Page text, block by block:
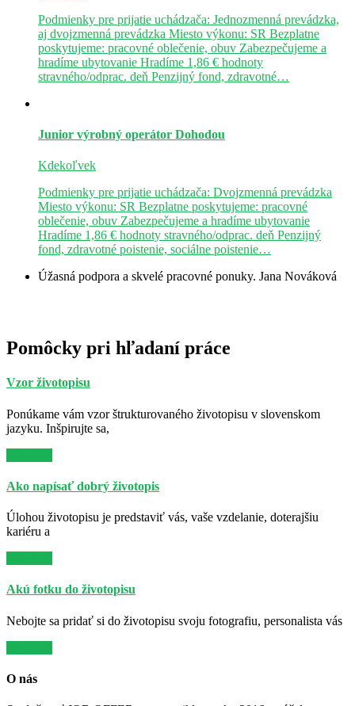
Podmienky pre prijatie uchádzača: Jednozmenná prevádzka,
aj dvojzmenná prevádzka Miesto výkonu: SR Bezplatne
poskytujeme: pracovné oblečenie, obuv Zabezpečujeme a
hradíme ubytovanie Hradíme 1,86 € hodnoty
stravného/odprac. deň Penzijný fond, zdravotné…
Junior výrobný operátor Dohodou
Kdekoľvek
Podmienky pre prijatie uchádzača: Dvojzmenná prevádzka
Miesto výkonu: SR Bezplatne poskytujeme: pracovné
oblečenie, obuv Zabezpečujeme a hradíme ubytovanie
Hradíme 1,86 € hodnoty stravného/odprac. deň Penzijný
fond, zdravotné poistenie, sociálne poistenie…
Úžasná podpora a skvelé pracovné ponuky. Jana Nováková
Pomôcky pri hľadaní práce
Vzor životopisu
Ponúkame vám vzor štrukturovaného životopisu v slovenskom
jazyku. Inšpirujte sa,
Ako napísať dobrý životopis
Úlohou životopisu je predstaviť vás, vaše vzdelanie, doterajšiu
kariéru a
Akú fotku do životopisu
Nebojte sa pridať si do životopisu svoju fotografiu, personalista vás
O nás